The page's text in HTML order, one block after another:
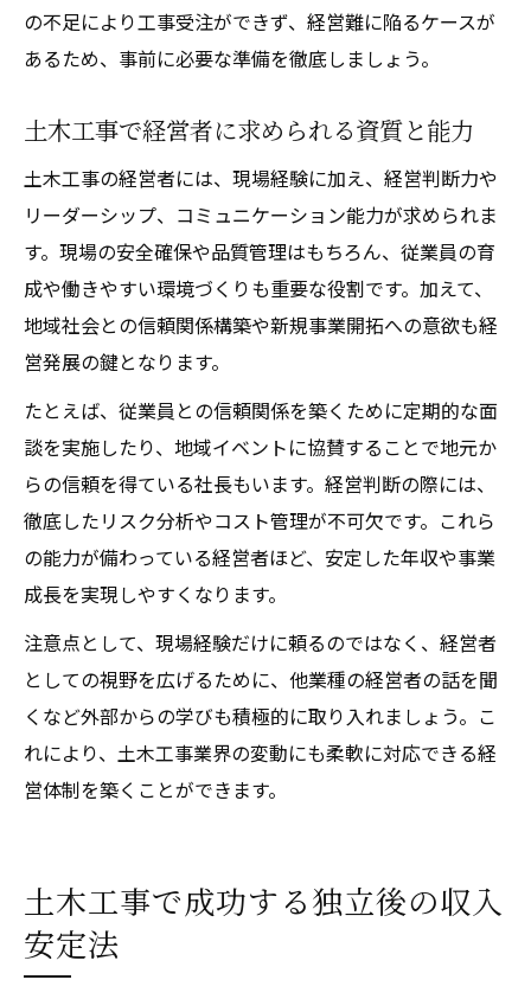
の不足により工事受注ができず、経営難に陥るケースが
あるため、事前に必要な準備を徹底しましょう。
土木工事で経営者に求められる資質と能力
土木工事の経営者には、現場経験に加え、経営判断力や
リーダーシップ、コミュニケーション能力が求められま
す。現場の安全確保や品質管理はもちろん、従業員の育
成や働きやすい環境づくりも重要な役割です。加えて、
地域社会との信頼関係構築や新規事業開拓への意欲も経
営発展の鍵となります。
たとえば、従業員との信頼関係を築くために定期的な面
談を実施したり、地域イベントに協賛することで地元か
らの信頼を得ている社長もいます。経営判断の際には、
徹底したリスク分析やコスト管理が不可欠です。これら
の能力が備わっている経営者ほど、安定した年収や事業
成長を実現しやすくなります。
注意点として、現場経験だけに頼るのではなく、経営者
としての視野を広げるために、他業種の経営者の話を聞
くなど外部からの学びも積極的に取り入れましょう。こ
れにより、土木工事業界の変動にも柔軟に対応できる経
営体制を築くことができます。
土木工事で成功する独立後の収入
安定法